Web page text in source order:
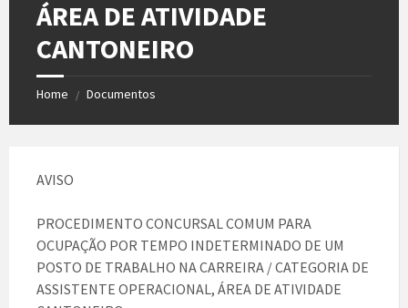
ÁREA DE ATIVIDADE
CANTONEIRO
Home / Documentos
AVISO
PROCEDIMENTO CONCURSAL COMUM PARA
OCUPAÇÃO POR TEMPO INDETERMINADO DE UM
POSTO DE TRABALHO NA CARREIRA / CATEGORIA DE
ASSISTENTE OPERACIONAL, ÁREA DE ATIVIDADE